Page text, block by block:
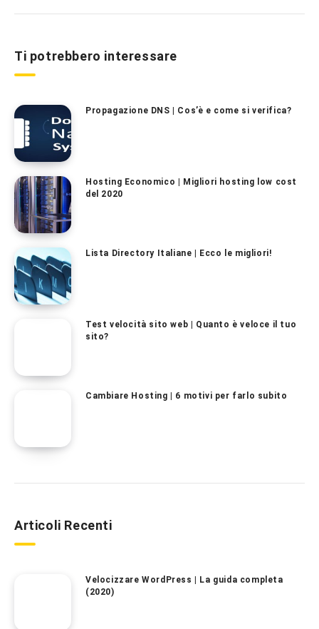
Ti potrebbero interessare
Propagazione DNS | Cos’è e come si verifica?
Hosting Economico | Migliori hosting low cost
del 2020
Lista Directory Italiane | Ecco le migliori!
Test velocità sito web | Quanto è veloce il tuo
sito?
Cambiare Hosting | 6 motivi per farlo subito
Articoli Recenti
Velocizzare WordPress | La guida completa
(2020)